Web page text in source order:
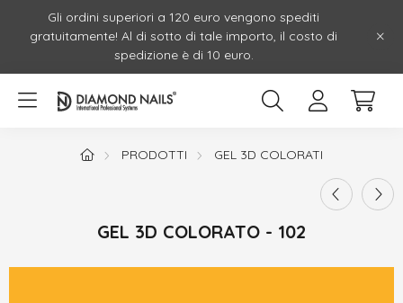
Gli ordini superiori a 120 euro vengono spediti
gratuitamente! Al di sotto di tale importo, il costo di
spedizione è di 10 euro.
PRODOTTI GEL 3D COLORATI
GEL 3D COLORATO - 102